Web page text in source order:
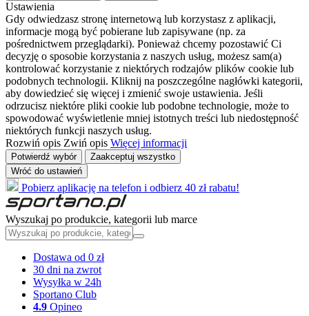
Ustawienia
Gdy odwiedzasz stronę internetową lub korzystasz z aplikacji,
informacje mogą być pobierane lub zapisywane (np. za
pośrednictwem przeglądarki). Ponieważ chcemy pozostawić Ci
decyzję o sposobie korzystania z naszych usług, możesz sam(a)
kontrolować korzystanie z niektórych rodzajów plików cookie lub
podobnych technologii. Kliknij na poszczególne nagłówki kategorii,
aby dowiedzieć się więcej i zmienić swoje ustawienia. Jeśli
odrzucisz niektóre pliki cookie lub podobne technologie, może to
spowodować wyświetlenie mniej istotnych treści lub niedostępność
niektórych funkcji naszych usług.
Rozwiń opis Zwiń opis Więcej informacji
Potwierdź wybór
Zaakceptuj wszystko
Wróć do ustawień
Pobierz aplikację na telefon i odbierz 40 zł rabatu!
Wyszukaj po produkcie, kategorii lub marce
Dostawa od 0 zł
30 dni na zwrot
Wysyłka w 24h
Sportano Club
4.9 Opineo